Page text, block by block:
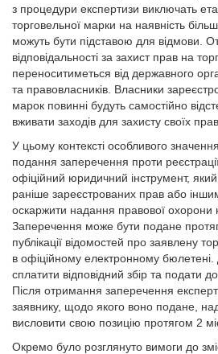
з процедури експертизи виключать
торговельної марки на наявність
можуть бути підставою для відмови.
відповідальності за захист прав на
переноситиметься від державного
та правовласників. Власники
марок повинні будуть самостійно
вживати заходів для захисту своїх прав
У цьому контексті особливого
подання заперечення проти
офіційний юридичний інструмент,
раніше зареєстрованих прав або
оскаржити надання правової охорони
Заперечення може бути подане
публікації відомостей про заявлену
в офіційному електронному бюлетені.
сплатити відповідний збір та подати
Після отримання заперечення
заявнику, щодо якого воно подане,
висловити свою позицію протягом 2
Окремо було розглянуто вимоги до